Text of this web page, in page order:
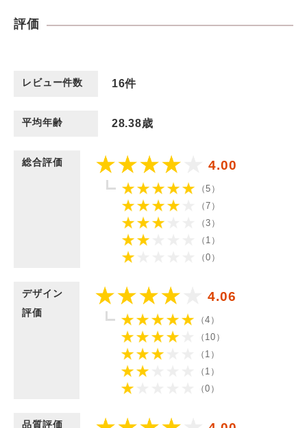
評価
レビュー件数 16件
平均年齢 28.38歳
総合評価 4.00
（5）
（7）
（3）
（1）
（0）
デザイン
評価
4.06
（4）
（10）
（1）
（1）
（0）
品質評価